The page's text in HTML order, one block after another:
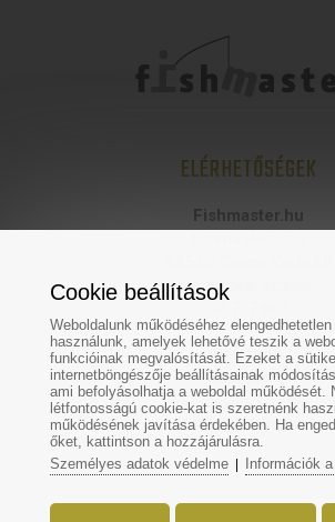
ELÉRHETŐSÉGEK
Fishmaster.hu
statisztikai számjel:
Üzletünk:
Fishmaster
Hodská 370/44
924 01 Galanta
Cookie beállítások
Weboldalunk működéséhez
használunk, amelyek lehetővé teszik a
funkcióinak megvalósítását. Ezeket a
internetböngészője beállításainak
ami befolyásolhatja a weboldal működését.
létfontosságú cookie-kat is szeretnénk
működésének javítása érdekében. Ha
őket, kattintson a hozzájárulásra.
Személyes adatok védelme| Információk